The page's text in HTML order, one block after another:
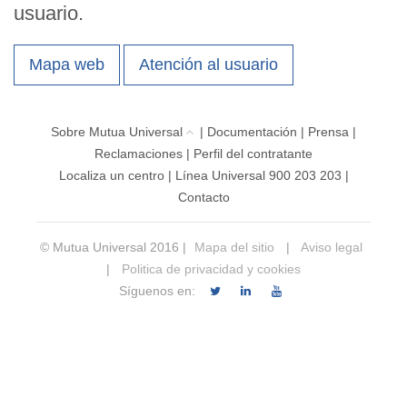
usuario.
Mapa web Atención al usuario
Sobre Mutua Universal | Documentación | Prensa |
Reclamaciones | Perfil del contratante
Localiza un centro| Línea Universal 900 203 203 |
Contacto
© Mutua Universal 2016 | Mapa del sitio |
Aviso legal
|
Politica de privacidad y cookies
Síguenos en: